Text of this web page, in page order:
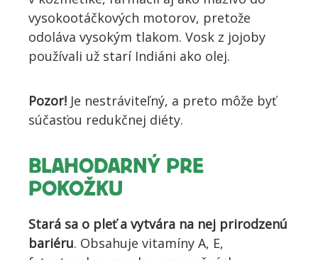
vysokootáčkových motorov, pretože
odoláva vysokým tlakom. Vosk z jojoby
používali už starí Indiáni ako olej.
Pozor! Je nestráviteľný, a preto môže byť
súčasťou redukčnej diéty.
BLAHODARNÝ PRE
POKOŽKU
Stará sa o pleť a vytvára na nej prirodzenú
bariéru. Obsahuje vitamíny A, E,